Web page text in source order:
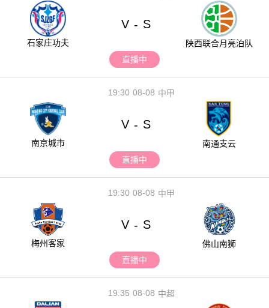
石家庄功夫
V - S
陕西联合月亮泊队
直播中
08-08
19:30 中甲
南京城市
V - S
南通支云
直播中
08-08
19:30 中甲
梅州客家
V - S
佛山南狮
直播中
08-08
19:35 中超